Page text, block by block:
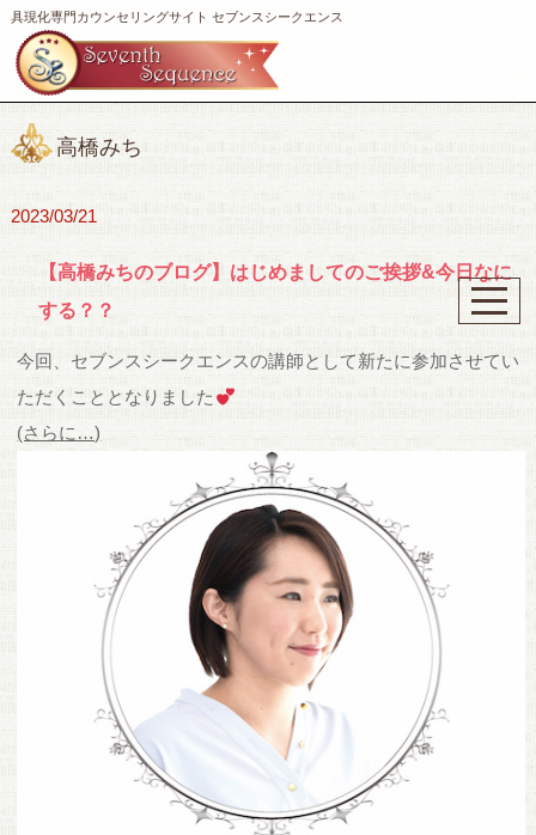
具現化専門カウンセリングサイト セブンスシークエンス
高橋みち
2023/03/21
【高橋みちのブログ】はじめましてのご挨拶&今日なに
する？？
今回、セブンスシークエンスの講師として新たに参加させてい
ただくこととなりました
(さらに…)